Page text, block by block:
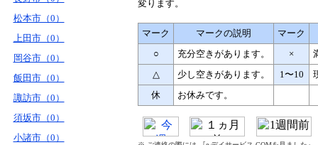
松本市（0）
上田市（0）
岡谷市（0）
飯田市（0）
諏訪市（0）
須坂市（0）
小諸市（0）
変ります。
マーク マークの説明
マーク
○
充分空きがあります。 ×
△
少し空きがあります。 1〜10
休
お休みです。